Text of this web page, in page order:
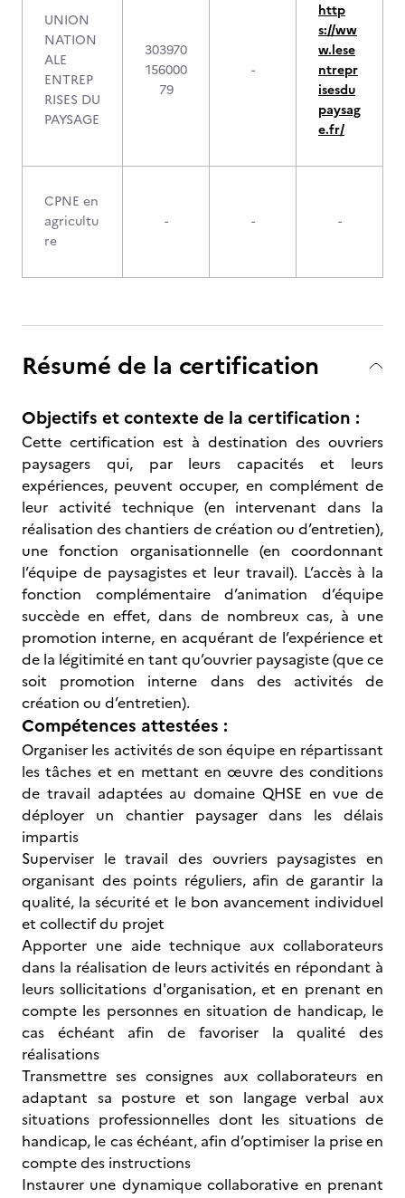
UNION
NATION
ALE
ENTREP
RISES DU
PAYSAGE
303970
156000
79
-
http
s://ww
w.lese
ntrepr
isesdu
paysag
e.fr/
CPNE en
agricultu
re
- - -
Résumé de la certification
Objectifs et contexte de la certification :
Cette certification est à destination des ouvriers
paysagers qui, par leurs capacités et leurs
expériences, peuvent occuper, en complément de
leur activité technique (en intervenant dans la
réalisation des chantiers de création ou d’entretien),
une fonction organisationnelle (en coordonnant
l’équipe de paysagistes et leur travail). L’accès à la
fonction complémentaire d’animation d’équipe
succède en effet, dans de nombreux cas, à une
promotion interne, en acquérant de l’expérience et
de la légitimité en tant qu’ouvrier paysagiste (que ce
soit promotion interne dans des activités de
création ou d’entretien).
Compétences attestées :
Organiser les activités de son équipe en répartissant
les tâches et en mettant en œuvre des conditions
de travail adaptées au domaine QHSE en vue de
déployer un chantier paysager dans les délais
impartis
Superviser le travail des ouvriers paysagistes en
organisant des points réguliers, afin de garantir la
qualité, la sécurité et le bon avancement individuel
et collectif du projet
Apporter une aide technique aux collaborateurs
dans la réalisation de leurs activités en répondant à
leurs sollicitations d'organisation, et en prenant en
compte les personnes en situation de handicap, le
cas échéant afin de favoriser la qualité des
réalisations
Transmettre ses consignes aux collaborateurs en
adaptant sa posture et son langage verbal aux
situations professionnelles dont les situations de
handicap, le cas échéant, afin d’optimiser la prise en
compte des instructions
Instaurer une dynamique collaborative en prenant